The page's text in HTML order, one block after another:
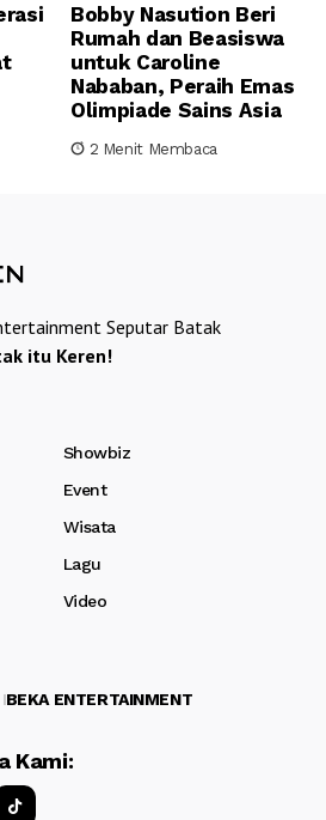
Bobby Nasution Beri
Rumah dan Beasiswa
untuk Caroline
Nababan, Peraih Emas
Olimpiade Sains Asia
2 Menit Membaca
Seputar Batak
itu Keren!
Showbiz
Event
Wisata
Lagu
Video
BEKA ENTERTAINMENT
Kami: